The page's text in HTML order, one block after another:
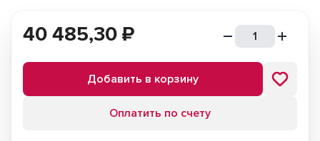
40 485,30 ₽
Добавить в корзину
Оплатить по счету